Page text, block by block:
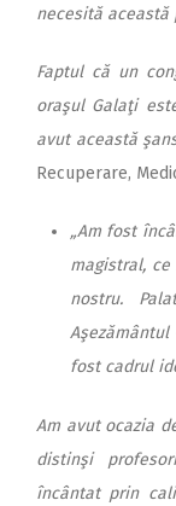
necesită această
Faptul că un
oraşul Galaţi
avut această
Recuperare,
„Am fost
magistral,
nostru.
fost cadrul
Am avut ocazia
distinşi
încântat prin